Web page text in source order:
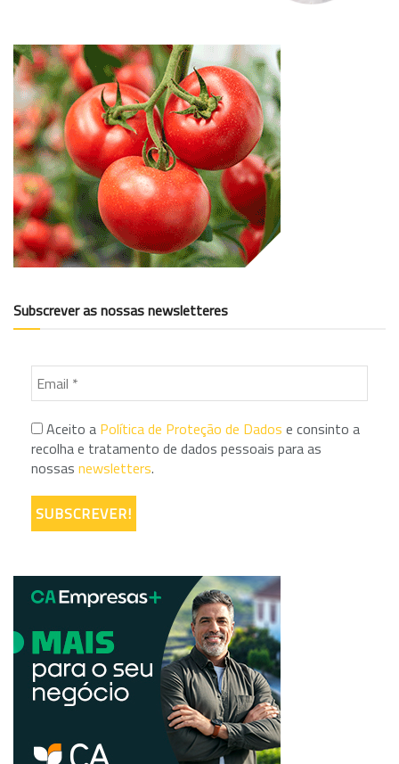
Subscrever as nossas newsletteres
Aceito a Política de Proteção de Dados e consinto a
recolha e tratamento de dados pessoais para as
nossas newsletters.